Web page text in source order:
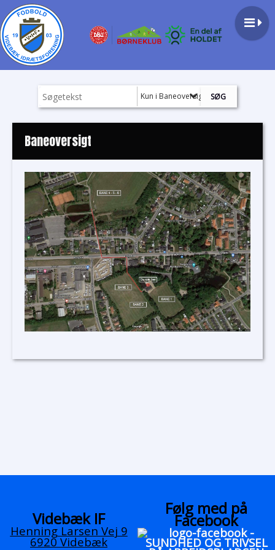
Kun i Baneoversigt
Baneoversigt
Videbæk IF
Henning Larsen Vej 9
6920 Videbæk
Følg med på
Facebook